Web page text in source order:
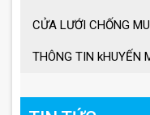
CỬA LƯỚI CHỐNG
THÔNG TIN kHUYẾN